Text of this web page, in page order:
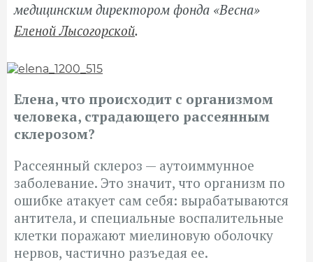
медицинским директором фонда «Весна»
Еленой Лысогорской.
Елена, что происходит с организмом
человека, страдающего рассеянным
склерозом?
Рассеянный склероз — аутоиммунное
заболевание. Это значит, что организм по
ошибке атакует сам себя: вырабатываются
антитела, и специальные воспалительные
клетки поражают миелиновую оболочку
нервов, частично разъедая ее.